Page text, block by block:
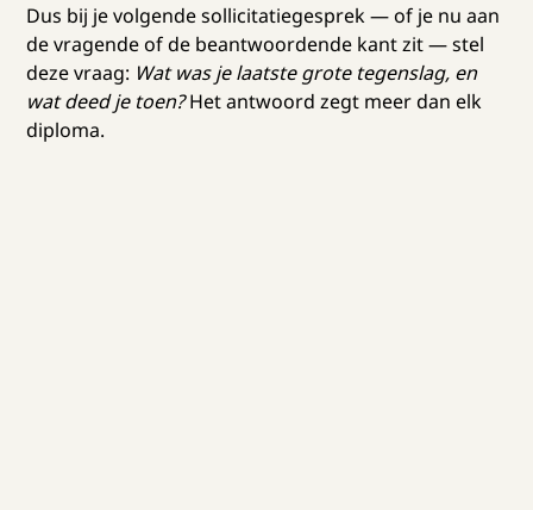
Dus bij je volgende sollicitatiegesprek — of je nu aan
de vragende of de beantwoordende kant zit — stel
deze vraag: Wat was je laatste grote tegenslag, en
wat deed je toen?Het antwoord zegt meer dan elk
diploma.